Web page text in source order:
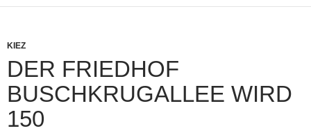
KIEZ
DER FRIEDHOF
BUSCHKRUGALLEE WIRD
150